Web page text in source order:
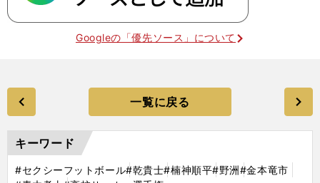
Googleの「優先ソース」について
一覧に戻る
キーワード
#セクシーフットボール#乾貴士#楠神順平#野洲#金本竜市